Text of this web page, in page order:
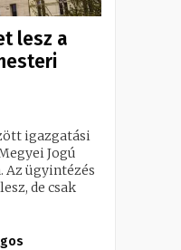
lesz a
igazgatási
Jogú
Az ügyintézés
de csak